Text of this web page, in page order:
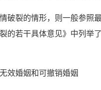
裂的情形，则一般参照
的若干具体意见》中列举
婚姻和可撤销婚姻